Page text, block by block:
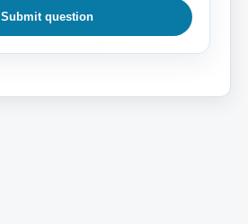
Submit question